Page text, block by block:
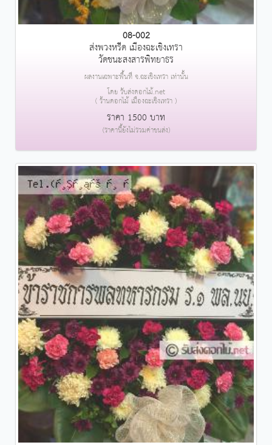
08-002
ส่งพวงหรีด เมืองฉะเชิงเทรา
วัดชนะสงสารพิทยาธร
ผลงานเฉพาะพื้นที่ จ.ฉะเชิงเทรา เท่านั้น
โดย รับส่งดอกไม้.net
( ร้านดอกไม้ เมืองฉะเชิงเทรา )
ราคา 1500 บาท
(ราคานี้ยังไม่รวมค่าขนส่ง)